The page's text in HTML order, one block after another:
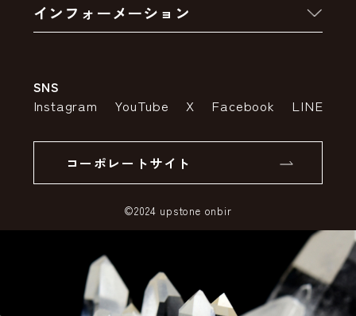
アウトレットセール
お支払いについて
インフォーメーション
特定商取引法の表示
SSLサーバー証明書とは
SNS
Instagram YouTube X Facebook LINE
コーポレートサイト
©2024 upstone onbir